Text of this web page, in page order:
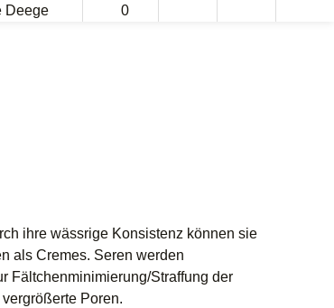
Deege 0
ihre wässrige Konsistenz können sie
als Cremes. Seren werden
Fältchenminimierung/Straffung der
Poren.